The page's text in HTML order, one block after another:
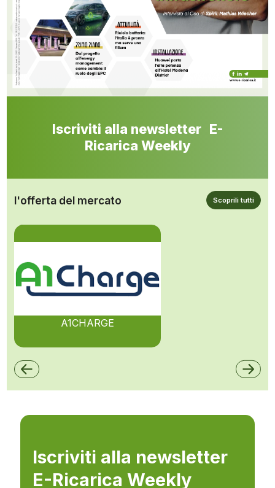
Iscriviti alla newsletter E-
Ricarica Weekly
l'offerta del mercato Scoprili tutti
A1CHARGE
Iscriviti alla newsletter
E-Ricarica Weekly